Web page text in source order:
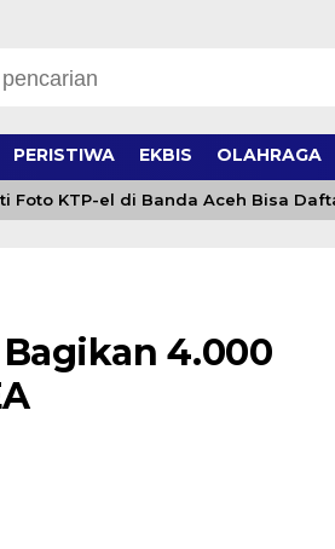
PERISTIWA EKBIS OLAHRAGA
KTP-el di Banda Aceh Bisa Daftar
4.000